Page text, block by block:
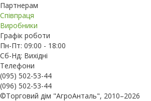
Партнерам
Співпраця
Виробники
Графік роботи
Пн-Пт: 09:00 - 18:00
Сб-Нд: Вихідні
Телефони
(095) 502-53-44
(096) 502-53-44
©Торговий дім "АгроАнталь", 2010–2026